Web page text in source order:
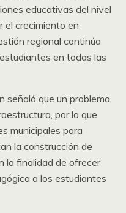
educativas del nivel
el crecimiento en
regional continúa
en todas las
señaló que un problema
por lo que
municipales para
la construcción de
la finalidad de ofrecer
a los estudiantes